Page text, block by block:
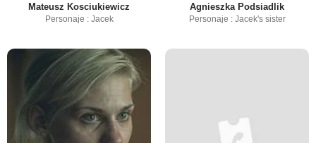
Mateusz Kosciukiewicz
Personaje : Jacek
Agnieszka Podsiadlik
Personaje : Jacek's sister